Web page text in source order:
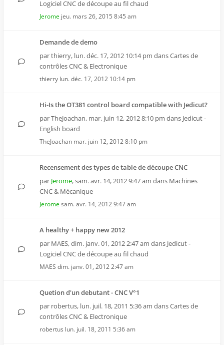
Logiciel CNC de découpe au fil chaud
Jerome jeu. mars 26, 2015 8:45 am
Demande de demo
parthierry, lun. déc. 17, 2012 10:14 pm dansCartes de
contrôles CNC & Electronique
thierry lun. déc. 17, 2012 10:14 pm
Hi-Is the OT381 control board compatible with Jedicut?
parTheJoachan, mar. juin 12, 2012 8:10 pm dans Jedicut -
English board
TheJoachan mar. juin 12, 2012 8:10 pm
Recensement des types de table de découpe CNC
par Jerome,sam. avr. 14, 2012 9:47 am dans Machines
CNC & Mécanique
Jeromesam. avr. 14, 2012 9:47 am
A healthy + happy new 2012
par MAES,dim. janv. 01, 2012 2:47 am dans Jedicut -
Logiciel CNC de découpe au fil chaud
MAES dim. janv. 01, 2012 2:47 am
Quetion d'un debutant - CNC V°1
par robertus, lun. juil. 18, 2011 5:36 am dansCartes de
contrôles CNC & Electronique
robertus lun. juil. 18, 2011 5:36 am